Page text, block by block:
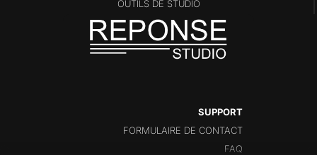
OUTILS DE STUDIO
SUPPORT
FORMULAIRE DE CONTACT
FAQ